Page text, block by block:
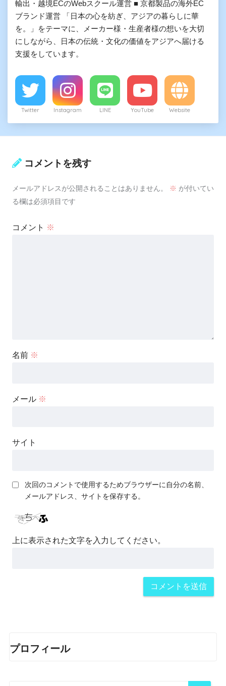
輸出・越境ECのWebスクール運営 ■ 京都製品の海外EC
ブランド運営 「日本の心を紡ぎ、アジアの暮らしに華
を。」をテーマに、メーカー様・生産者様の想いを大切
にしながら、日本の伝統・文化の価値をアジアへ届ける
支援をしています。
Twitter Instagram LINE YouTube Website
コメントを残す
メールアドレスが公開されることはありません。 ※ が付いてい
る欄は必須項目です
コメント ※
名前 ※
メール ※
サイト
次回のコメントで使用するためブラウザーに自分の名前、
メールアドレス、サイトを保存する。
上に表示された文字を入力してください。
プロフィール